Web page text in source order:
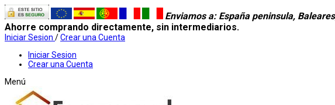
Enviamos a: España peninsula,
Ahorre comprando directamente, sin intermediarios.
Iniciar Sesion /Crear una Cuenta
Iniciar Sesion
Crear una Cuenta
Menú